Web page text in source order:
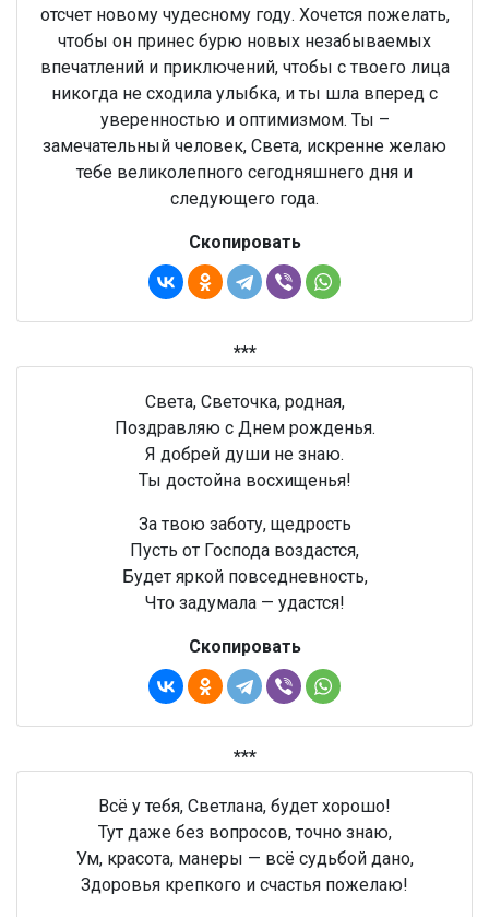
отсчет новому чудесному году. Хочется пожелать,
чтобы он принес бурю новых незабываемых
впечатлений и приключений, чтобы с твоего лица
никогда не сходила улыбка, и ты шла вперед с
уверенностью и оптимизмом. Ты –
замечательный человек, Света, искренне желаю
тебе великолепного сегодняшнего дня и
следующего года.
Скопировать
***
Света, Светочка, родная,
Поздравляю с Днем рожденья.
Я добрей души не знаю.
Ты достойна восхищенья!
За твою заботу, щедрость
Пусть от Господа воздастся,
Будет яркой повседневность,
Что задумала — удастся!
Скопировать
***
Всё у тебя, Светлана, будет хорошо!
Тут даже без вопросов, точно знаю,
Ум, красота, манеры — всё судьбой дано,
Здоровья крепкого и счастья пожелаю!